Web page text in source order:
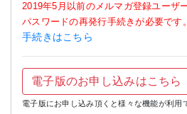
2019年5月以前のメルマガ登録ユーザ
パスワードの再発行手続きが必要です。
手続きはこちら
電子版のお申し込みはこちら
電子版にお申し込み頂くと様々な機能が利用